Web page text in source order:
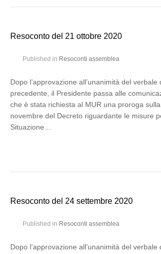
Resoconto del 21 ottobre 2020
Published in Resoconti assemblea
Dopo l’approvazione all’unanimità del verbale
precedente, il Presidente passa alle
che è stata richiesta al MUR una proroga
novembre del Decreto riguardante le misure
Situazione…
Resoconto del 24 settembre 2020
Published in Resoconti assemblea
Dopo l’approvazione all’unanimità del verbale